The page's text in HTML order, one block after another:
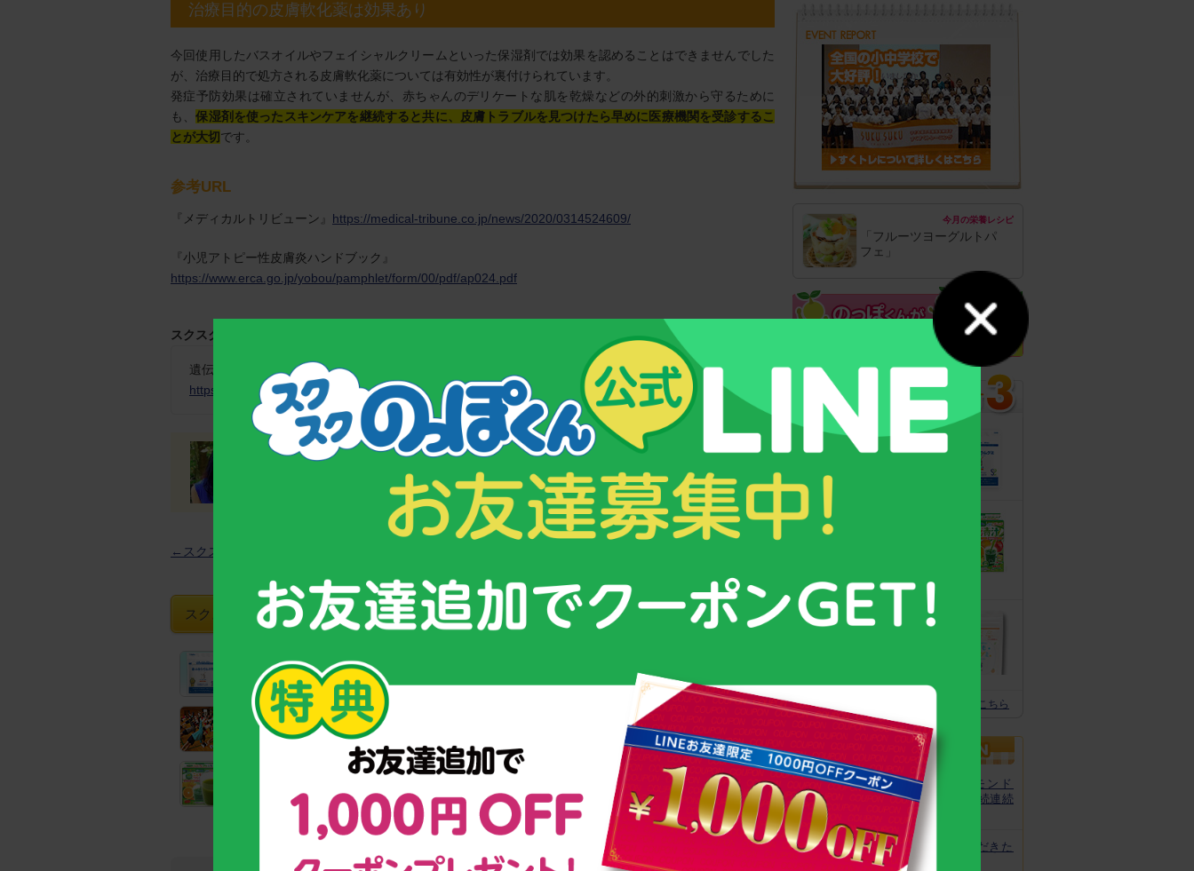
治療目的の皮膚軟化薬は効果あり
今回使用したバスオイルやフェイシャルクリームといった保湿剤では効果を認めることはできませんでした
が、治療目的で処方される皮膚軟化薬については有効性が裏付けられています。
発症予防効果は確立されていませんが、赤ちゃんのデリケートな肌を乾燥などの外的刺激から守るために
も、保湿剤を使ったスキンケアを継続すると共に、皮膚トラブルを見つけたら早めに医療機関を受診するこ
とが大切 です。
参考URL
『メディカルトリビューン』 https://medical-tribune.co.jp/news/2020/0314524609/
『小児アトピー性皮膚炎ハンドブック』
https://www.erca.go.jp/yobou/pamphlet/form/00/pdf/ap024.pdf
スクスクニュースの過去記事も合わせてご覧ください。
遺伝だけではない！？小児アトピー性皮膚炎を長引かせないためには
https://www.suku-noppo.jp/headline/20190306
MR(医薬情報担当者)：編集部スタッフ：古谷祥子
←スクスクNews一覧へ
スクスクのっぽくんおすすめグッズ&コンテンツ
【お客様支持率No.1！】
成長期サポート食品「カルシウムグミ」
子供が成長する仕組みとは？
全国の教育機関でも実践！
子どもの姿勢力アップトレーニング
オリンピックを目指す少年少女に密着！
強さの秘密は【栄養管理】にあった！
野菜と乳酸菌たっぷり！
野菜不足のお子様のための青汁！
小さなお子様の栄養補給におすすめ！
幼児期からの「こども食育グミ」
のっぽくんの成長サポートグッズについて
今月の栄養レシピ
「フルーツヨーグルトパ
フェ」
カルシウムグミ
13年連続モンド
守る力を高める
こども食育グミ
スクスクのっぽくん推奨全グッズはこちら
カルシウムグミが、モンド
「最高金賞」を13年連続連続
非常時にお役立ていただきた
いトレーニング